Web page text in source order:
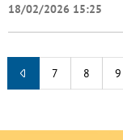
18/02/2026 15:25
7 8 9